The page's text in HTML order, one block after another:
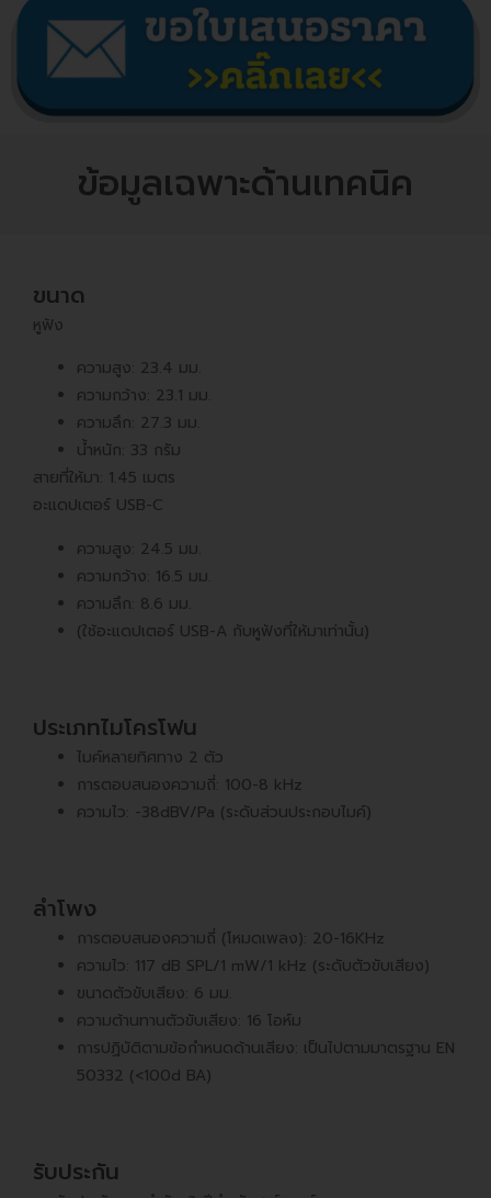
ข้อมูลเฉพาะด้านเทคนิค
ขนาด
หูฟัง
ความสูง: 23.4 มม.
ความกว้าง: 23.1 มม.
ความลึก: 27.3 มม.
น้ำหนัก: 33 กรัม
สายที่ให้มา: 1.45 เมตร
อะแดปเตอร์ USB-C
ความสูง: 24.5 มม.
ความกว้าง: 16.5 มม.
ความลึก: 8.6 มม.
(ใช้อะแดปเตอร์ USB-A กับหูฟังที่ให้มาเท่านั้น)
ประเภทไมโครโฟน
ไมค์หลายทิศทาง 2 ตัว
การตอบสนองความถี่: 100-8 kHz
ความไว: -38dBV/Pa (ระดับส่วนประกอบไมค์)
ลำโพง
การตอบสนองความถี่ (โหมดเพลง): 20-16KHz
ความไว: 117 dB SPL/1 mW/1 kHz (ระดับตัวขับเสียง)
ขนาดตัวขับเสียง: 6 มม.
ความต้านทานตัวขับเสียง: 16 โอห์ม
การปฏิบัติตามข้อกำหนดด้านเสียง: เป็นไปตามมาตรฐาน EN
50332 (<100d BA)
รับประกัน